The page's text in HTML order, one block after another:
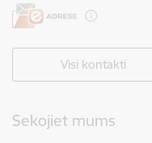
Visi kontakti
Sekojiet mums